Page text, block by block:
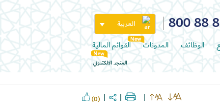
800 88 العربية
الوظائف المدونات القوائم المالية
المتجر الالكتروني
(0)